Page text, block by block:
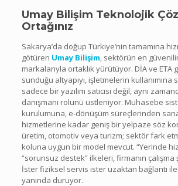
Umay Bilişim Teknolojik
Ortağınız
Sakarya’da doğup Türkiye’nin tamamına
götüren Umay Bilişim, sektörün en güvenilir
markalarıyla ortaklık yürütüyor. DİA ve ETA
sunduğu altyapıyı, işletmelerin kullanımına
sadece bir yazılım satıcısı değil, aynı
danışmanı rolünü üstleniyor. Muhasebe
kurulumuna, e-dönüşüm süreçlerinden
hizmetlerine kadar geniş bir yelpaze söz
üretim, otomotiv veya turizm; sektör fark
koluna uygun bir model mevcut. “Yerinde
“sorunsuz destek” ilkeleri, firmanın
İster fiziksel servis ister uzaktan bağlantı
yanında duruyor.